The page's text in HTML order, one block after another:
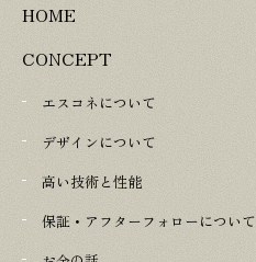
HOME
CONCEPT
エスコネについて
デザインについて
高い技術と性能
保証・アフターフォローについて